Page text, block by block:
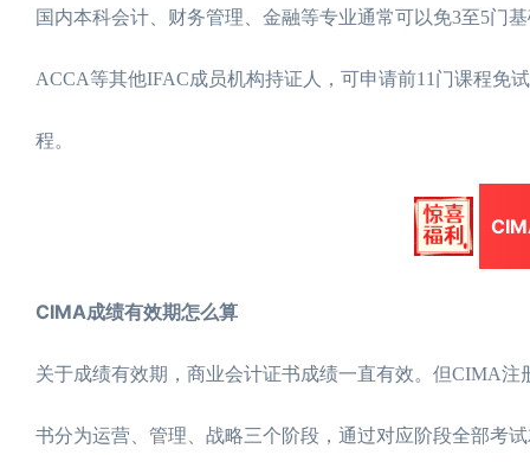
国内本科会计、财务管理、金融等专业通常可以免3至5门
ACCA等其他IFAC成员机构持证人，可申请前11门课程免
程。
CIMA成绩有效期怎么算
关于成绩有效期，商业会计证书成绩一直有效。但CIMA
书分为运营、管理、战略三个阶段，通过对应阶段全部考